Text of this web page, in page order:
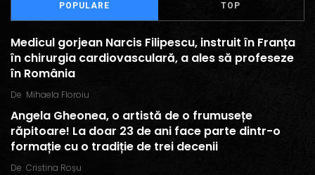
POPULARE TOP
Medicul gorjean Narcis Filipescu, instruit în Franța
în chirurgia cardiovasculară, a ales să profeseze
în România
De Mihaela Floroiu
Angela Gheonea, o artistă de o frumusețe
răpitoare! La doar 23 de ani face parte dintr-o
formație cu o tradiție de trei decenii
De Cristina Roșu